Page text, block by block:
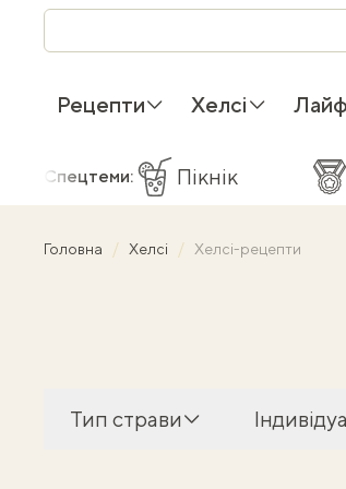
Рецепти Хелсі
Спецтеми: Пікнік
Головна Хелсі Хелсі-рецепти
Тип страви